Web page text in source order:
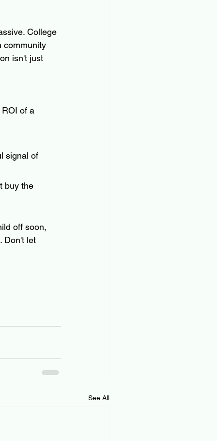
College
community
isn't just
ROI of a
signal of
buy the
off soon,
Don't let
See All